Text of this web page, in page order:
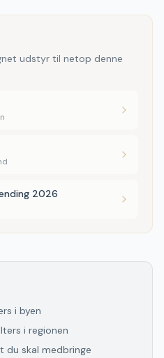
udstyr til netop denne
2026
i byen
i regionen
du skal medbringe